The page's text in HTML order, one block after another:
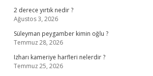
2 derece yırtık nedir ?
Ağustos 3, 2026
Süleyman peygamber kimin oğlu ?
Temmuz 28, 2026
Izharı kameriye harfleri nelerdir ?
Temmuz 25, 2026